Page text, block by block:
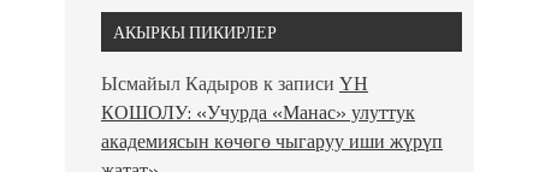
АКЫРКЫ ПИКИРЛЕР
Ысмайыл Кадыров к записи ҮН
КОШОЛУ: «Учурда «Манас» улуттук
академиясын көчөгө чыгаруу иши жүрүп